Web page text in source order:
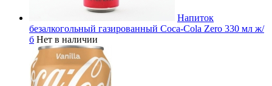
Напиток
безалкогольный газированный Coca-Cola Zero 330 мл ж/
б Нет в наличии